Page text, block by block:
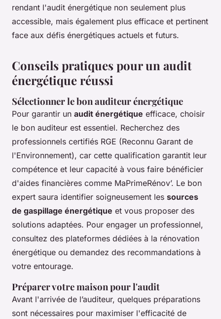
rendant l'audit énergétique non seulement plus
accessible, mais également plus efficace et pertinent
face aux défis énergétiques actuels et futurs.
Conseils pratiques pour un audit
énergétique réussi
Sélectionner le bon auditeur énergétique
Pour garantir un audit énergétique efficace, choisir
le bon auditeur est essentiel. Recherchez des
professionnels certifiés RGE (Reconnu Garant de
l'Environnement), car cette qualification garantit leur
compétence et leur capacité à vous faire bénéficier
d'aides financières comme MaPrimeRénov’. Le bon
expert saura identifier soigneusement les sources
de gaspillage énergétique et vous proposer des
solutions adaptées. Pour engager un professionnel,
consultez des plateformes dédiées à la rénovation
énergétique ou demandez des recommandations à
votre entourage.
Préparer votre maison pour l'audit
Avant l'arrivée de l’auditeur, quelques préparations
sont nécessaires pour maximiser l'efficacité de